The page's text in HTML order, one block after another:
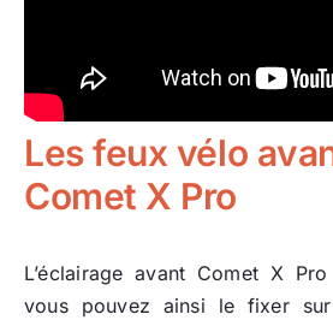
Les feux vélo
Comet X Pro
L’éclairage avant Comet X
vous pouvez ainsi le fixer